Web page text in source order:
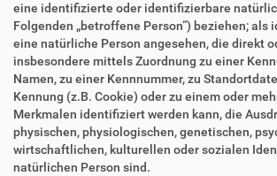
eine identifizierte oder identifizierbare
Folgenden „betroffene Person“) beziehen; als
eine natürliche Person angesehen, die direkt
insbesondere mittels Zuordnung zu einer
Namen, zu einer Kennnummer, zu
Kennung (z.B. Cookie) oder zu einem oder
Merkmalen identifiziert werden kann, die
physischen, physiologischen, genetischen,
wirtschaftlichen, kulturellen oder sozialen
natürlichen Person sind.